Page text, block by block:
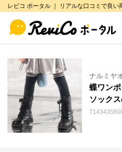
レビコ ポータル ｜ リアルな口コミで良い
ナルミヤ
蝶ワン
ソック